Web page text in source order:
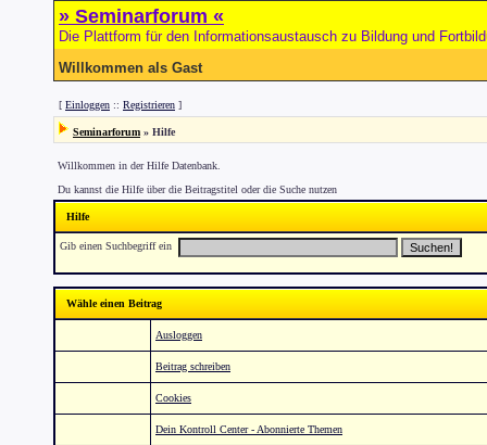
» Seminarforum «
Die Plattform für den Informationsaustausch zu Bildung und
Willkommen als Gast
[ Einloggen :: Registrieren ]
Seminarforum » Hilfe
Willkommen in der Hilfe Datenbank.
Du kannst die Hilfe über die Beitragstitel oder die Suche nutzen
Hilfe
Gib einen Suchbegriff ein
Wähle einen Beitrag
Ausloggen
Beitrag schreiben
Cookies
Dein Kontroll Center - Abonnierte Themen